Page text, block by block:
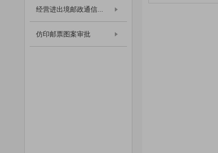
经营进出境邮政通信...
仿印邮票图案审批